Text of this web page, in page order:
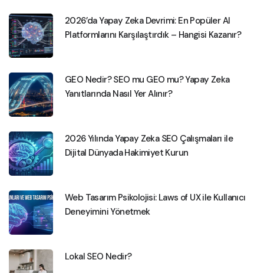
2026’da Yapay Zeka Devrimi: En Popüler AI
Platformlarını Karşılaştırdık – Hangisi Kazanır?
GEO Nedir? SEO mu GEO mu? Yapay Zeka
Yanıtlarında Nasıl Yer Alınır?
2026 Yılında Yapay Zeka SEO Çalışmaları ile
Dijital Dünyada Hakimiyet Kurun
Web Tasarım Psikolojisi: Laws of UX ile Kullanıcı
Deneyimini Yönetmek
Lokal SEO Nedir?